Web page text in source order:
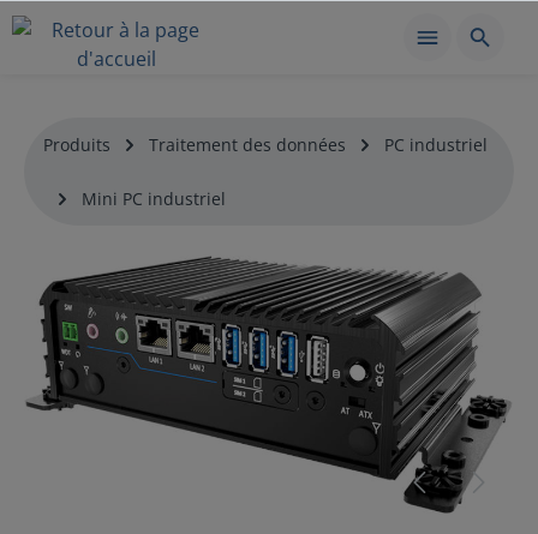
Produits Traitement des données PC industriel
Mini PC industriel